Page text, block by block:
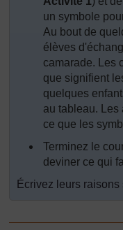
un symbole
Au bout de
élèves
camarade. Les
que signifient
quelques
au tableau. Les
ce que les
Terminez le
deviner ce qui
Écrivez leurs raisons